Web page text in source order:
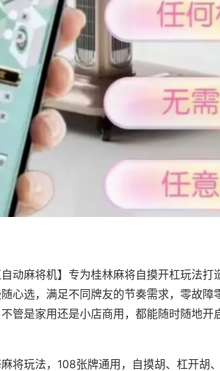
自动麻将机】专为桂林麻将自摸开杠玩法
心选，满足不同牌友的节奏需求，零故障
管是家用还是小店商用，都能随时随地开
将玩法，108张牌通用，自摸胡、杠开胡